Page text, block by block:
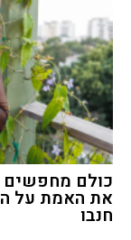
כולם
את האמת על
חנבו